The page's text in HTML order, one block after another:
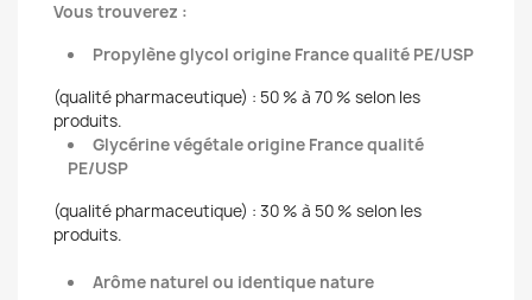
Vous trouverez :
Propylène glycol origine France qualité PE/USP
(qualité pharmaceutique) : 50 % à 70 % selon les
produits.
Glycérine végétale origine France qualité
PE/USP
(qualité pharmaceutique) : 30 % à 50 % selon les
produits.
Arôme naturel ou identique nature